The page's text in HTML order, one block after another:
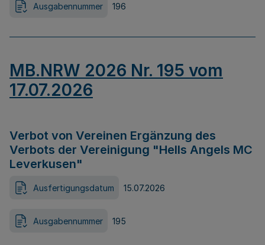
Ausgabennummer 196
MB.NRW 2026 Nr. 195 vom
17.07.2026
Verbot von Vereinen Ergänzung des
Verbots der Vereinigung "Hells Angels MC
Leverkusen"
Ausfertigungsdatum 15.07.2026
Ausgabennummer 195